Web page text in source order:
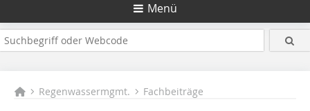
Menü
Regenwassermgmt. Fachbeiträge